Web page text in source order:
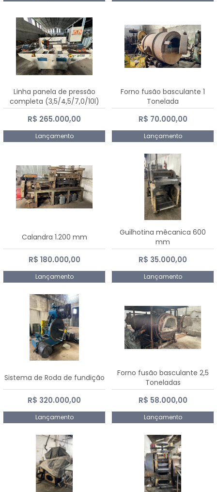
Linha panela de pressão
completa (3,5/4,5/7,0/10l)
R$ 265.000,00
Lançamento
Forno fusão basculante 1
Tonelada
R$ 70.000,00
Lançamento
Calandra 1.200 mm
R$ 180.000,00
Lançamento
Guilhotina mêcanica 600
mm
R$ 35.000,00
Lançamento
Sistema de Roda de fundição
R$ 320.000,00
Lançamento
Forno fusão basculante 2,5
Toneladas
R$ 58.000,00
Lançamento